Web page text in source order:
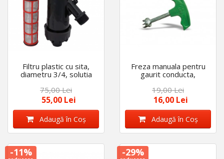
Filtru plastic cu sita,
diametru 3/4, solutia
depunerilor, usor de
montat
75,00 Lei
55,00 Lei
Adaugă în Coş
Freza manuala pentru
gaurit conducta,
diametru de 16 mm
19,00 Lei
16,00 Lei
Adaugă în Coş
-11% -29%